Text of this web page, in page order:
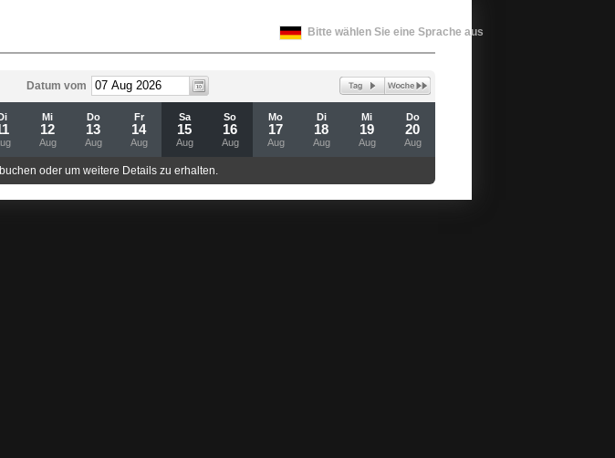
Bitte wählen Sie eine Sprache aus
Datum vom
Di Mi
12
Aug
Do
13
Aug
Fr
14
Aug
Sa
15
Aug
So
16
Aug
Mo
17
Aug
Di
18
Aug
Mi
19
Aug
Do
20
Aug
oder um weitere Details zu erhalten.